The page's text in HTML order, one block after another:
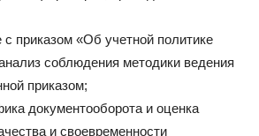
приказом «Об учетной политике
соблюдения методики ведения
приказом;
документооборота и оценка
и своевременности